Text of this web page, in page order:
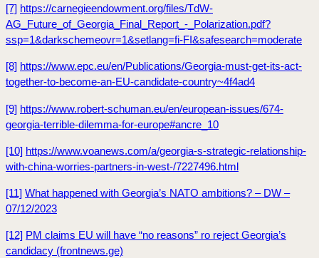
[7] https://carnegieendowment.org/files/TdW-
AG_Future_of_Georgia_Final_Report_-_Polarization.pdf?
ssp=1&darkschemeovr=1&setlang=fi-FI&safesearch=moderate
[8] https://www.epc.eu/en/Publications/Georgia-must-get-its-act-
together-to-become-an-EU-candidate-country~4f4ad4
[9] https://www.robert-schuman.eu/en/european-issues/674-
georgia-terrible-dilemma-for-europe#ancre_10
[10] https://www.voanews.com/a/georgia-s-strategic-relationship-
with-china-worries-partners-in-west-/7227496.html
[11] What happened with Georgia’s NATO ambitions? – DW –
07/12/2023
[12] PM claims EU will have “no reasons” ro reject Georgia’s
candidacy (frontnews.ge)